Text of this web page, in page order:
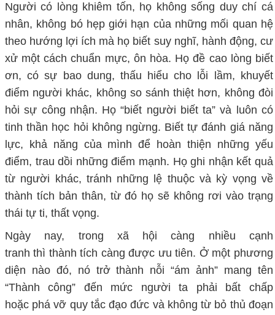
Người có lòng khiêm tốn, họ không sống duy chí cá
nhân, không bó hẹp giới hạn của những mối quan hệ
theo hướng lợi ích mà họ biết suy nghĩ, hành động, cư
xử một cách chuẩn mực, ôn hòa. Họ đề cao lòng biết
ơn, có sự bao dung, thấu hiểu cho lỗi lầm, khuyết
điểm người khác, không so sánh thiệt hơn, không đòi
hỏi sự công nhận. Họ “biết người biết ta” và luôn có
tinh thần học hỏi không ngừng. Biết tự đánh giá năng
lực, khả năng của mình để hoàn thiện những yếu
điểm, trau dồi những điểm mạnh. Họ ghi nhận kết quả
từ người khác, tránh những lệ thuộc và kỳ vọng về
thành tích bản thân, từ đó họ sẽ không rơi vào trạng
thái tự ti, thất vọng.
Ngày nay, trong xã hộicàng nhiều cạnh
tranh thì thành tích càngđược ưu tiên. Ở một phương
diện nào đó, nó trở thành nỗi “ám ảnh” mang tên
“Thành công” đến mức người ta phải bất chấp
hoặc phá vỡ quy tắcđạo đức và không từ bỏ thủ đoạn